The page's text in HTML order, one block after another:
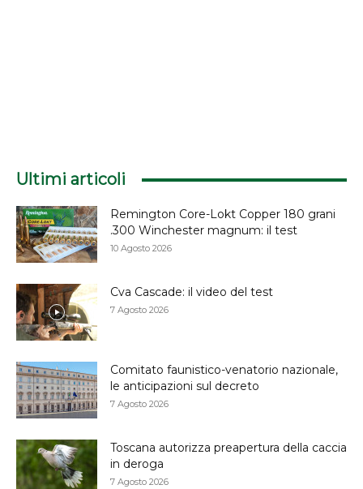
Ultimi articoli
Remington Core-Lokt Copper 180 grani
.300 Winchester magnum: il test
10 Agosto 2026
Cva Cascade: il video del test
7 Agosto 2026
Comitato faunistico-venatorio nazionale,
le anticipazioni sul decreto
7 Agosto 2026
Toscana autorizza preapertura della caccia
in deroga
7 Agosto 2026